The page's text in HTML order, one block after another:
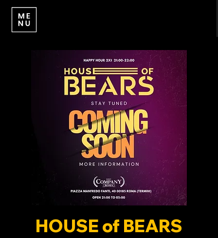
HOUSE of BEARS